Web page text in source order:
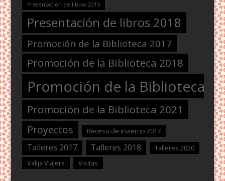
Presentación de libros 2015
Presentación de libros 2018
Promoción de la Biblioteca 2017
Promoción de la Biblioteca 2018
Promoción de la Biblioteca
Promoción de la Biblioteca 2021
Proyectos Receso de invierno 2017
Talleres 2017 Talleres 2018
Talleres 2020
Valija Viajera
Visitas